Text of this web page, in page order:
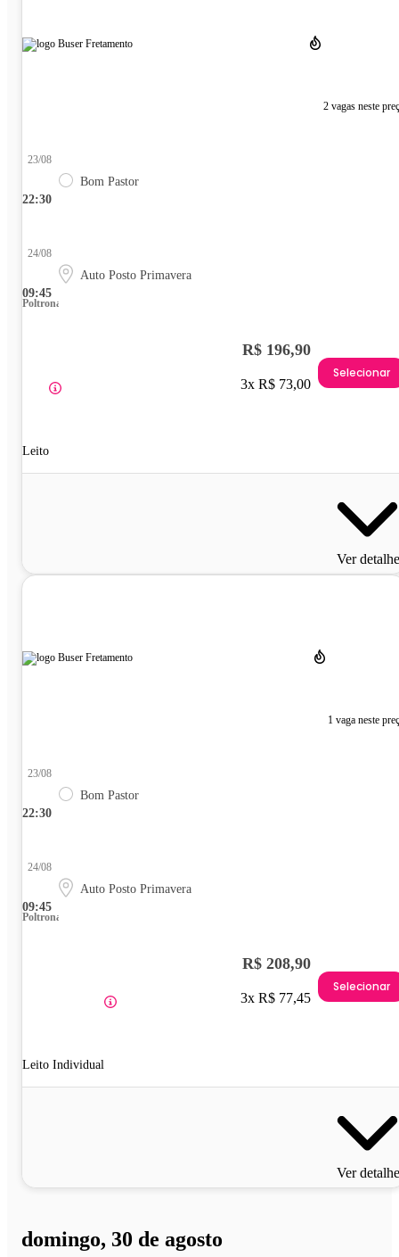
2 vagas neste
22:30
23/08
Bom Pastor
09:45
24/08
Auto Posto Primavera
Poltrona
Leito
R$ 196,90
3x R$ 73,00
Selecionar
Ver
1 vaga neste
22:30
23/08
Bom Pastor
09:45
24/08
Auto Posto Primavera
Poltrona
Leito Individual
R$ 208,90
3x R$ 77,45
Selecionar
Ver
domingo, 30 de agosto